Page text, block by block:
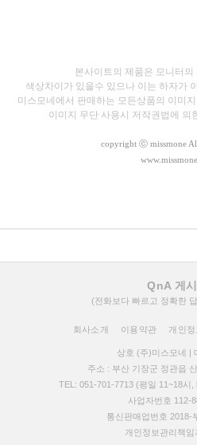
본사이트의 제품은 모니터
색상차이가 있을수 있으나 이는 하자가
미스모네에서 판매하는 모든상품의 이미
이미지 무단 사용시 저작권법에 의
copyright ⓒ missmone
QnA 게
(전화보다 빠르고 정확한
회사소개 이용약관 개인
상호 (주)미스모네 |
주소 : 부산 기장군 정관읍
TEL: 051-701-7713 (평일 11~18시
사업자번호 112-
통신판매업번호 2018-
개인정보관리책임